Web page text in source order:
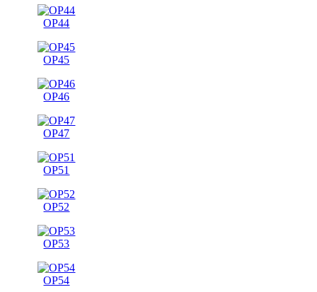
OP44
OP45
OP46
OP47
OP51
OP52
OP53
OP54